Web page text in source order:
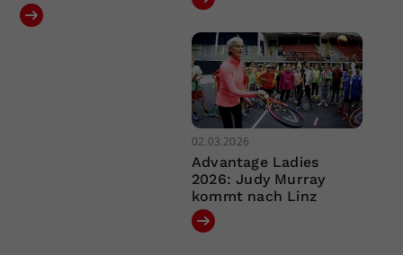
02.03.2026
Advantage Ladies
2026: Judy Murray
kommt nach Linz